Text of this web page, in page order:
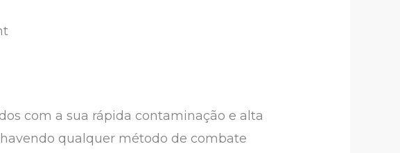
com a sua rápida contaminação e alta
qualquer método de combate